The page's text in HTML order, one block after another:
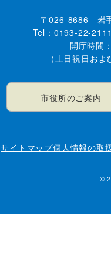
〒026-8686 岩
Tel：0193-22-
開庁時間
（土日祝日お
市役所のご案内
サイトマップ個人情報の取
©